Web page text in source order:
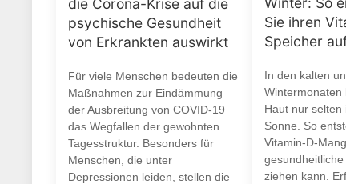
die Corona-Krise auf die
psychische Gesundheit
von Erkrankten auswirkt
Für viele Menschen bedeuten die
Maßnahmen zur Eindämmung
der Ausbreitung von COVID-19
das Wegfallen der gewohnten
Tagesstruktur. Besonders für
Menschen, die unter
Depressionen leiden, stellen die
Sie ihren
Speicher
In den kalten
Wintermonaten
Haut nur selten
Sonne. So
Vitamin-D-
ziehen kann.